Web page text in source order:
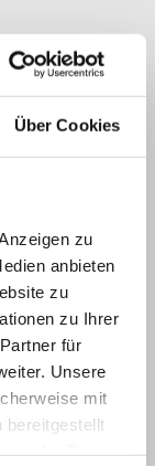
Über Cookies
zu
anbieten
zu
zu Ihrer
für
Unsere
mit
bereitgestellt